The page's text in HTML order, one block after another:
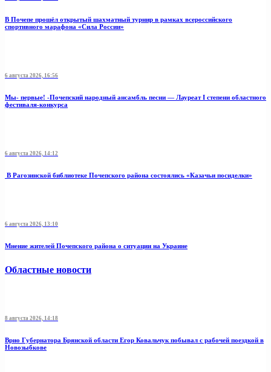
В Почепе прошёл открытый шахматный турнир в рамках всероссийского
спортивного марафона «Сила России»
6 августа 2026, 16:56
Мы- первые! -Почепский народный ансамбль песни — Лауреат I степени областного
фестиваля-конкурса
6 августа 2026, 14:12
В Рагозинской библиотеке Почепского района состоялись «Казачьи посиделки»
6 августа 2026, 13:10
Мнение жителей Почепского района о ситуации на Украине
Областные новости
8 августа 2026, 14:18
Врио Губернатора Брянской области Егор Ковальчук побывал с рабочей поездкой в
Новозыбкове